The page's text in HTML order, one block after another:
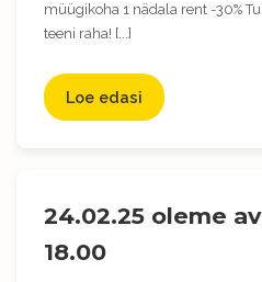
müügikoha 1 nädala rent -30%
teeni raha! [...]
Loe edasi
24.02.25 oleme
18.00